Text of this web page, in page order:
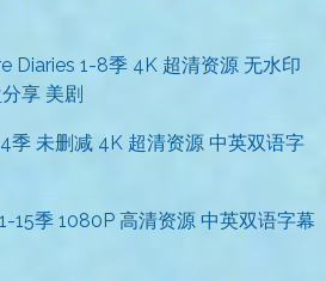
Diaries 1-8季 4K 超清资源 无水印
享 美剧
未删减 4K 超清资源 中英双语字
15季 1080P 高清资源 中英双语字幕